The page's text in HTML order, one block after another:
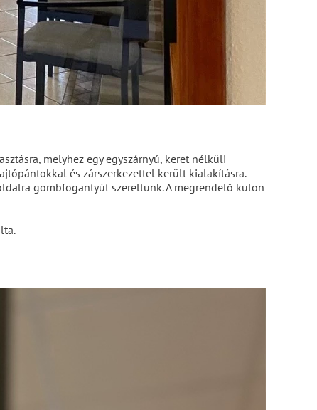
melyhez egy egyszárnyú, keret nélküli
és zárszerkezettel került kialakításra.
gombfogantyút szereltünk. A megrendelő külön